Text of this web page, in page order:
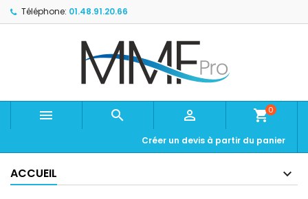
Téléphone: 01.48.91.20.66
   shopping_cart0
Créer un devis à partir du panier
ACCUEIL